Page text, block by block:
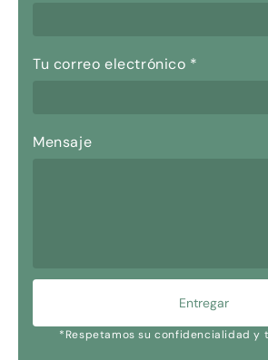
Tu correo electrónico *
Mensaje
Entregar
*Respetamos su confidencialidad y